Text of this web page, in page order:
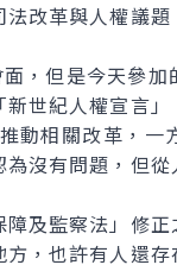
改革與人權議題
但是今天參加
世紀人權宣言
動相關改革，一
沒有問題，但
及監察法」修正
，也許有人還